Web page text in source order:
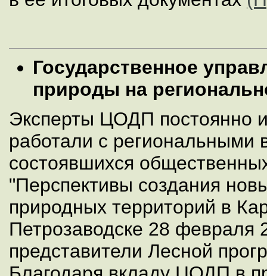
Государственное
природы на
Эксперты ЦОДП постоянно
работали с региональными
состоявшихся
"Перспективы создания
природных территорий в
Петрозаводске 28 февраля
представители Лесной